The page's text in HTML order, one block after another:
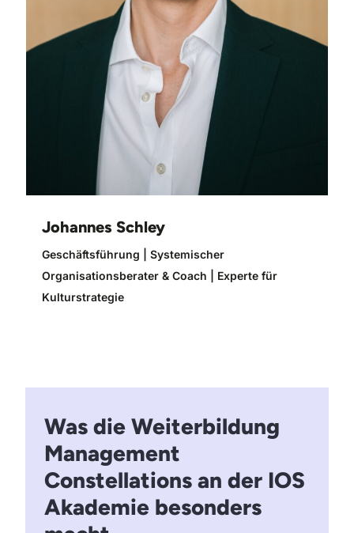
Johannes Schley
Geschäftsführung | Systemischer
Organisationsberater & Coach | Experte für
Kulturstrategie
Was die Weiterbildung
Management
Constellations an der IOS
Akademie besonders